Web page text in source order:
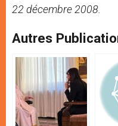
22 décembre 2008.
Autres